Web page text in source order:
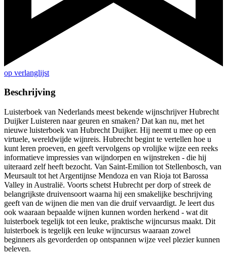
op verlanglijst
Beschrijving
Luisterboek van Nederlands meest bekende wijnschrijver Hubrecht
Duijker Luisteren naar geuren en smaken? Dat kan nu, met het
nieuwe luisterboek van Hubrecht Duijker. Hij neemt u mee op een
virtuele, wereldwijde wijnreis. Hubrecht begint te vertellen hoe u
kunt leren proeven, en geeft vervolgens op vrolijke wijze een reeks
informatieve impressies van wijndorpen en wijnstreken - die hij
uiteraard zelf heeft bezocht. Van Saint-Emilion tot Stellenbosch, van
Meursault tot het Argentijnse Mendoza en van Rioja tot Barossa
Valley in Australië. Voorts schetst Hubrecht per dorp of streek de
belangrijkste druivensoort waarna hij een smakelijke beschrijving
geeft van de wijnen die men van die druif vervaardigt. Je leert dus
ook waaraan bepaalde wijnen kunnen worden herkend - wat dit
luisterboek tegelijk tot een leuke, praktische wijncursus maakt. Dit
luisterboek is tegelijk een leuke wijncursus waaraan zowel
beginners als gevorderden op ontspannen wijze veel plezier kunnen
beleven.